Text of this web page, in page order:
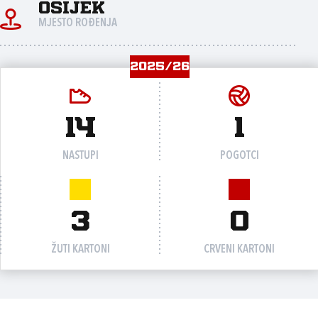
Osijek
MJESTO ROĐENJA
2025/26
14
NASTUPI
1
POGOTCI
3
ŽUTI KARTONI
0
CRVENI KARTONI